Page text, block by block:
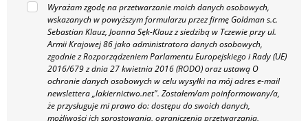
Wyrażam zgodę na przetwarzanie moich danych osobowych,
wskazanych w powyższym formularzu przez firmę Goldman s.c.
Sebastian Klauz, Joanna Sęk-Klauz z siedzibą w Tczewie przy ul.
Armii Krajowej 86 jako administratora danych osobowych,
zgodnie z Rozporządzeniem Parlamentu Europejskiego i Rady (UE)
2016/679 z dnia 27 kwietnia 2016 (RODO) oraz ustawą O
ochronie danych osobowych w celu wysyłki na mój adres e-mail
newslettera „lakiernictwo.net". Zostałem/am poinformowany/a,
że przysługuje mi prawo do: dostępu do swoich danych,
możliwości ich sprostowania, ograniczenia przetwarzania,